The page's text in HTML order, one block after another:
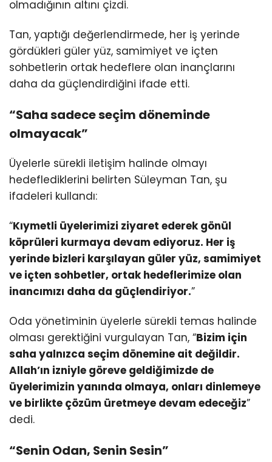
olmadığının altını çizdi.
Tan, yaptığı değerlendirmede, her iş yerinde
gördükleri güler yüz, samimiyet ve içten
sohbetlerin ortak hedeflere olan inançlarını
daha da güçlendirdiğini ifade etti.
“Saha sadece seçim döneminde
olmayacak”
Üyelerle sürekli iletişim halinde olmayı
hedeflediklerini belirten Süleyman Tan, şu
ifadeleri kullandı:
“Kıymetli üyelerimizi ziyaret ederek gönül
köprüleri kurmaya devam ediyoruz. Her iş
yerinde bizleri karşılayan güler yüz, samimiyet
ve içten sohbetler, ortak hedeflerimize olan
inancımızı daha da güçlendiriyor.”
Oda yönetiminin üyelerle sürekli temas halinde
olması gerektiğini vurgulayan Tan, “Bizim için
saha yalnızca seçim dönemine ait değildir.
Allah’ın izniyle göreve geldiğimizde de
üyelerimizin yanında olmaya, onları dinlemeye
ve birlikte çözüm üretmeye devam edeceğiz”
dedi.
“Senin Odan, Senin Sesin”